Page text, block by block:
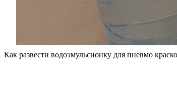
Как развести водоэмульсионку для пневмо